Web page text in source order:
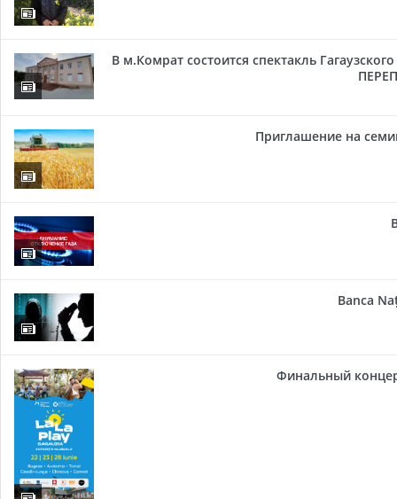
В м.Комрат состоится спектакль
Приглашение на
Banca
Финальный